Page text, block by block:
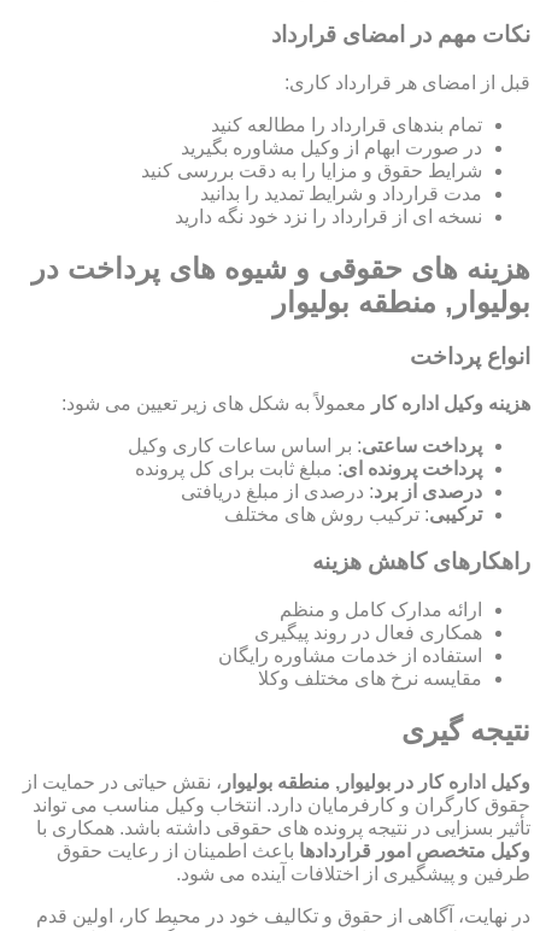
نکات مهم در امضای قرارداد
قبل از امضای هر قرارداد کاری:
تمام بندهای قرارداد را مطالعه کنید
در صورت ابهام از وکیل مشاوره بگیرید
شرایط حقوق و مزایا را به دقت بررسی کنید
مدت قرارداد و شرایط تمدید را بدانید
نسخه ای از قرارداد را نزد خود نگه دارید
هزینه های حقوقی و شیوه های پرداخت در
بولیوار, منطقه بولیوار
انواع پرداخت
هزینه وکیل اداره کار معمولاً به شکل های زیر تعیین می شود:
پرداخت ساعتی: بر اساس ساعات کاری وکیل
پرداخت پرونده ای: مبلغ ثابت برای کل پرونده
درصدی از برد: درصدی از مبلغ دریافتی
ترکیبی: ترکیب روش های مختلف
راهکارهای کاهش هزینه
ارائه مدارک کامل و منظم
همکاری فعال در روند پیگیری
استفاده از خدمات مشاوره رایگان
مقایسه نرخ های مختلف وکلا
نتیجه گیری
وکیل اداره کار در بولیوار, منطقه بولیوار ، نقش حیاتی در حمایت از
حقوق کارگران و کارفرمایان دارد. انتخاب وکیل مناسب می تواند
تأثیر بسزایی در نتیجه پرونده های حقوقی داشته باشد. همکاری با
وکیل متخصص امور قراردادها باعث اطمینان از رعایت حقوق
طرفین و پیشگیری از اختلافات آینده می شود.
در نهایت، آگاهی از حقوق و تکالیف خود در محیط کار، اولین قدم